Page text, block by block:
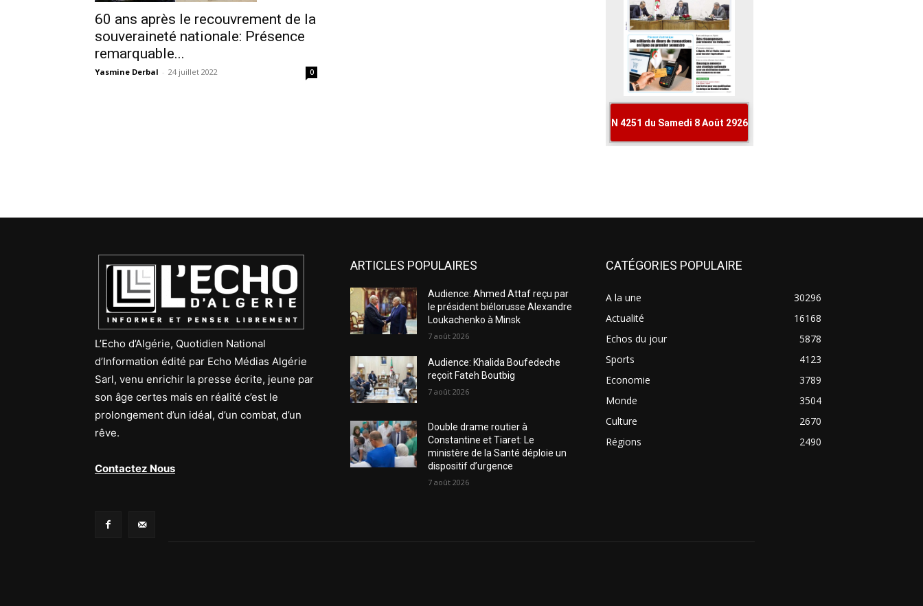
60 ans après le recouvrement de la
souveraineté nationale: Présence
remarquable...
Yasmine Derbal - 24 juillet 2022 0
L’Echo d’Algérie, Quotidien National
d’Information édité par Echo Médias Algérie
Sarl, venu enrichir la presse écrite, jeune par
son âge certes mais en réalité c’est le
prolongement d’un idéal, d’un combat, d’un
rêve.
Contactez Nous
ARTICLES POPULAIRES
Audience: Ahmed Attaf reçu par
le président biélorusse Alexandre
Loukachenko à Minsk
7 août 2026
Audience: Khalida Boufedeche
reçoit Fateh Boutbig
7 août 2026
Double drame routier à
Constantine et Tiaret: Le
ministère de la Santé déploie un
dispositif d’urgence
7 août 2026
CATÉGORIES POPULAIRE
A la une
30296
Actualité
16168
Echos du jour
5878
Sports
4123
Economie
3789
Monde
3504
Culture
2670
Régions
2490